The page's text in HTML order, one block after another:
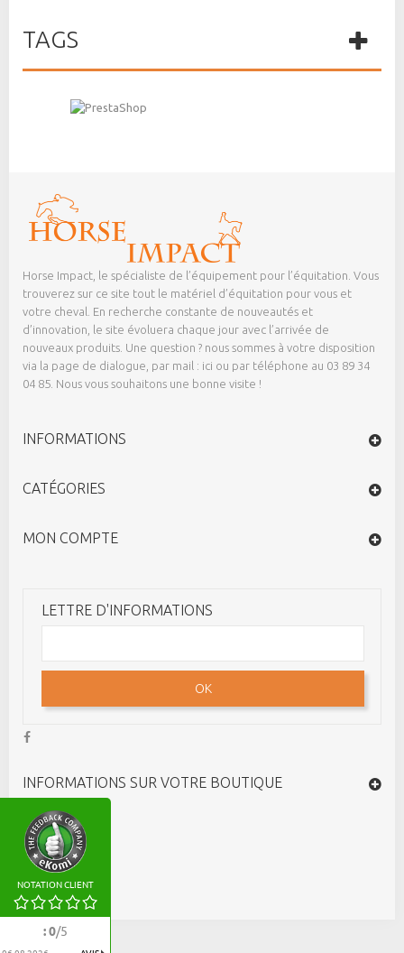
TAGS
NOTATION CLIENT
:0/5
Horse Impact, le spécialiste de l’équipement pour l’équitation. Vous
trouverez sur ce site tout le matériel d’équitation pour vous et
votre cheval. En recherche constante de nouveautés et
d’innovation, le site évoluera chaque jour avec l’arrivée de
nouveaux produits. Une question ? nous sommes à votre disposition
via la page de dialogue, par mail : ici ou par téléphone au 03 89 34
04 85. Nous vous souhaitons une bonne visite !
INFORMATIONS
CATÉGORIES
MON COMPTE
LETTRE D'INFORMATIONS
OK
INFORMATIONS SUR VOTRE BOUTIQUE